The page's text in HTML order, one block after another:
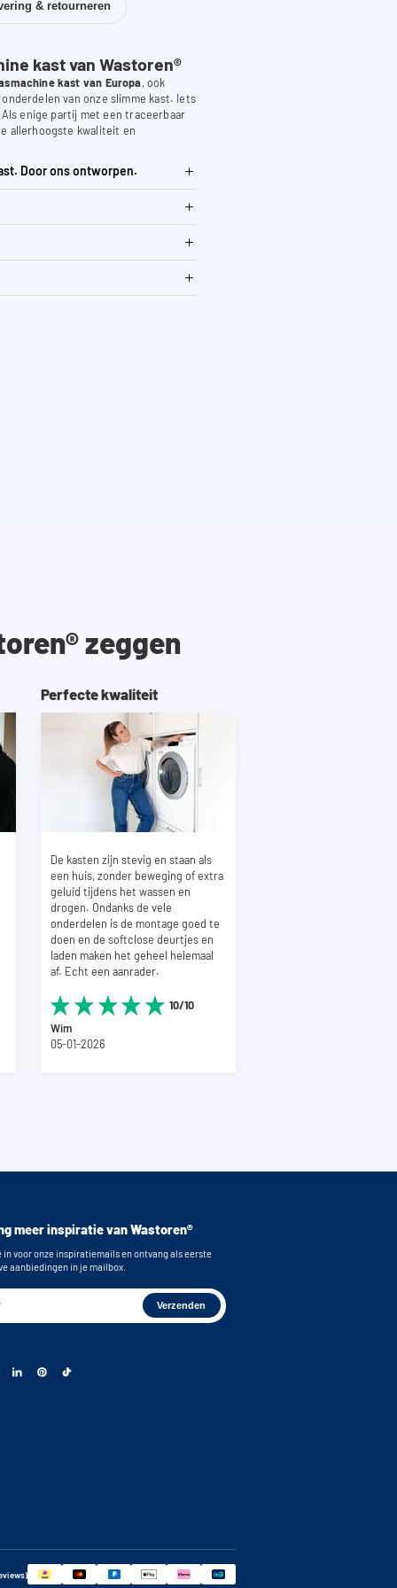
& retourneren
kast van Wastoren®
kast van Europa, ook
van onze slimme kast. Iets
enige partij met een traceerbaar
allerhoogste kwaliteit en
Door ons ontworpen.
zeggen
Perfecte kwaliteit
De kasten zijn stevig en staan als
een huis, zonder beweging of extra
geluid tijdens het wassen en
drogen. Ondanks de vele
onderdelen is de montage goed te
doen en de softclose deurtjes en
laden maken het geheel helemaal
af. Echt een aanrader.
10/10
Wim
05-01-2026
meer inspiratie van Wastoren®
voor onze inspiratiemails en ontvang als eerste
aanbiedingen in je mailbox.